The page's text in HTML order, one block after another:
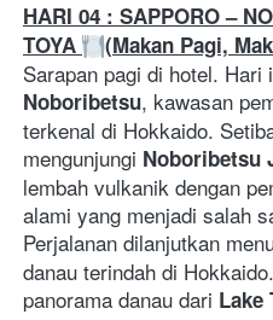
HARI 04 : SAPPORO –
TOYA
(Makan Pagi,
Noboribetsu, kawasan
terkenal di Hokkaido.
mengunjungi Noboribetsu
lembah vulkanik dengan
alami yang menjadi salah
Perjalanan dilanjutkan
danau terindah di
panorama danau dari Lake